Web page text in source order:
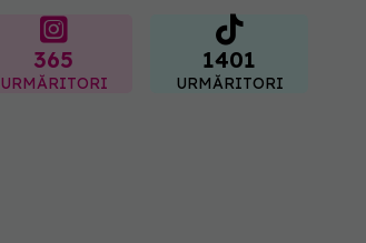
365
URMĂRITORI
1401
URMĂRITORI